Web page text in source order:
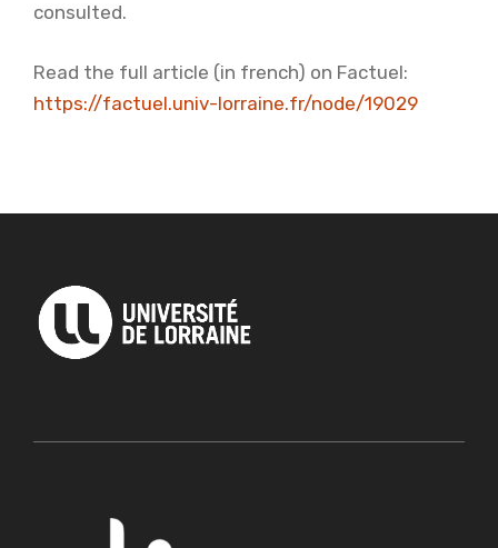
consulted.
Read the full article (in french) on Factuel:
https://factuel.univ-lorraine.fr/node/19029